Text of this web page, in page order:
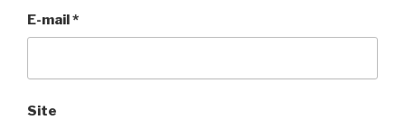
E-mail*
Site